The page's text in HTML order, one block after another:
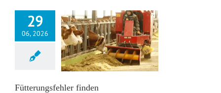
29
06, 2026
Fütterungsfehler finden